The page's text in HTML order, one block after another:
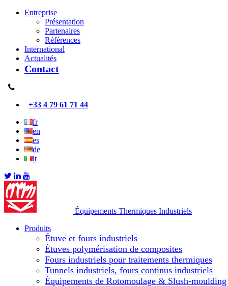
Entreprise
Présentation
Partenaires
Références
International
Actualités
Contact
+33 4 79 61 71 44
fr
en
es
de
it
Équipements Thermiques Industriels
Produits
Étuve et fours industriels
Étuves polymérisation de composites
Fours industriels pour traitements thermiques
Tunnels industriels, fours continus industriels
Équipements de Rotomoulage & Slush-moulding